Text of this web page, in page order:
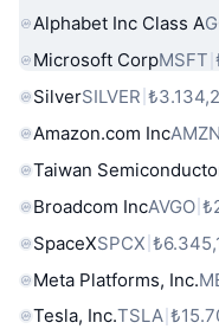
Alphabet Inc Class A
Microsoft CorpMSFT
SilverSILVER
Amazon.com IncAMZN
Taiwan
Broadcom IncAVGO
SpaceXSPCX
Meta Platforms, Inc.
Tesla, Inc.TSLA